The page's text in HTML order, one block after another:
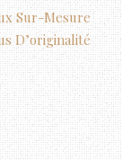
Sur-Mesure
D’originalité